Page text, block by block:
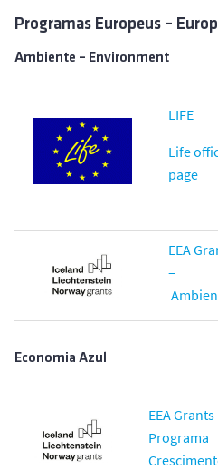
Programas Europeus –
Ambiente – Environment
LIFE
Life
page
EEA
–
Economia Azul
EEA Grants
Programa